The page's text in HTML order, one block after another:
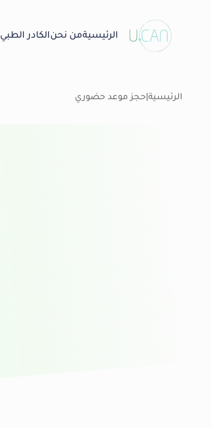
الرئيسيةمن نحنالكادر الطبي
الرئيسية حجز موعد حضوري